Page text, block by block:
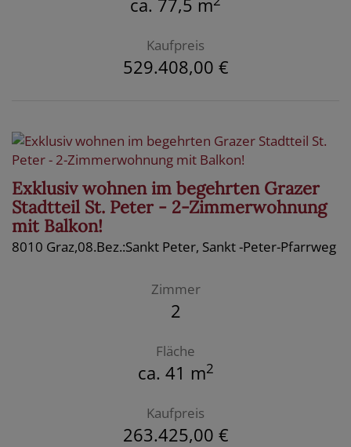
ca. 77,5 m
Kaufpreis
529.408,00 €
Exklusiv wohnen im begehrten Grazer
Stadtteil St. Peter - 2-Zimmerwohnung
mit Balkon!
8010 Graz,08.Bez.:Sankt Peter, Sankt -Peter-Pfarrweg
Zimmer
2
Fläche
ca. 41 m2
Kaufpreis
263.425,00 €